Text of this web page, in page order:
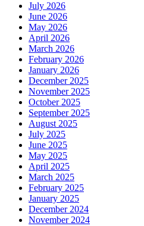
July 2026
June 2026
May 2026
April 2026
March 2026
February 2026
January 2026
December 2025
November 2025
October 2025
September 2025
August 2025
July 2025
June 2025
May 2025
April 2025
March 2025
February 2025
January 2025
December 2024
November 2024